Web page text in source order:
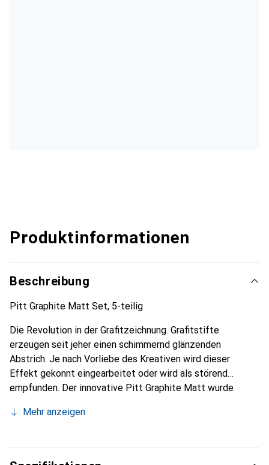
Produktinformationen
Beschreibung
Pitt Graphite Matt Set, 5-teilig
Die Revolution in der Grafitzeichnung. Grafitstifte
erzeugen seit jeher einen schimmernd glänzenden
Abstrich. Je nach Vorliebe des Kreativen wird dieser
Effekt gekonnt eingearbeitet oder wird als störend
empfunden. Der innovative Pitt Graphite Matt wurde
reduzieren und durch die Variation der verschiedenen
Mehr anzeigen